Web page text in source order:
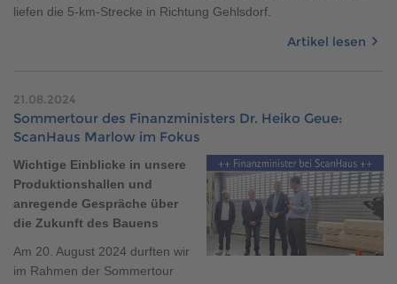
liefen die 5-km-Strecke in Richtung Gehlsdorf.
Artikel lesen
21.08.2024
Sommertour des Finanzministers Dr. Heiko Geue:
ScanHaus Marlow im Fokus
Wichtige Einblicke in unsere
Produktionshallen und
anregende Gespräche über
die Zukunft des Bauens
Am 20. August 2024 durften wir
im Rahmen der Sommertour